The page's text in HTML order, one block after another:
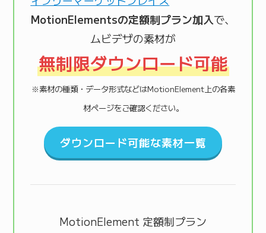
MotionElementsの定額制プラン加入で、
ムビデザの素材が
無制限ダウンロード可能
※素材の種類・データ形式などはMotionElement上の各素
材ページをご確認ください。
ダウンロード可能な素材一覧
MotionElement 定額制プラン